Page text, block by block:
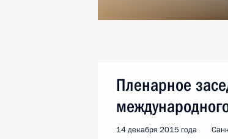
Пленарное
14 декабря 2015 года